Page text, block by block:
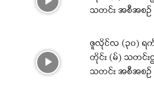
သတင်း အစီအစဉ်
ဇူလိုင်လ (၃၀) ရ
တိုင်း (မ်) သတင်း
သတင်း အစီအစဉ်